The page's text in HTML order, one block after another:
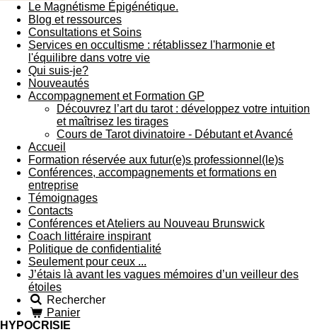
Le Magnétisme Épigénétique.
Blog et ressources
Consultations et Soins
Services en occultisme : rétablissez l'harmonie et
l'équilibre dans votre vie
Qui suis-je?
Nouveautés
Accompagnement et Formation GP
Découvrez l’art du tarot : développez votre intuition
et maîtrisez les tirages
Cours de Tarot divinatoire - Débutant et Avancé
Accueil
Formation réservée aux futur(e)s professionnel(le)s
Conférences, accompagnements et formations en
entreprise
Témoignages
Contacts
Conférences et Ateliers au Nouveau Brunswick
Coach littéraire inspirant
Politique de confidentialité
Seulement pour ceux ...
J’étais là avant les vagues mémoires d’un veilleur des
étoiles
Rechercher
Panier
HYPOCRISIE